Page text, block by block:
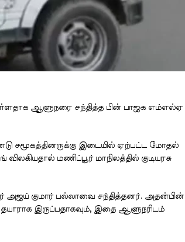
ஆளுநரை சந்தித்த பின் பாஜக எம்எல்ஏ
சமூகத்தினருக்கு இடையில் ஏற்பட்ட மோதல்
மணிப்பூர் மாநிலத்தில் குடியரசு
குமார் பல்லாவை சந்தித்தனர். அதன்பின்
இருப்பதாகவும், இதை ஆளுநரிடம்